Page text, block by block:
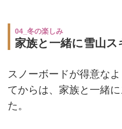
04_冬の楽しみ
家族と一緒に雪山ス
スノーボードが得意な
てからは、家族と一緒
た。